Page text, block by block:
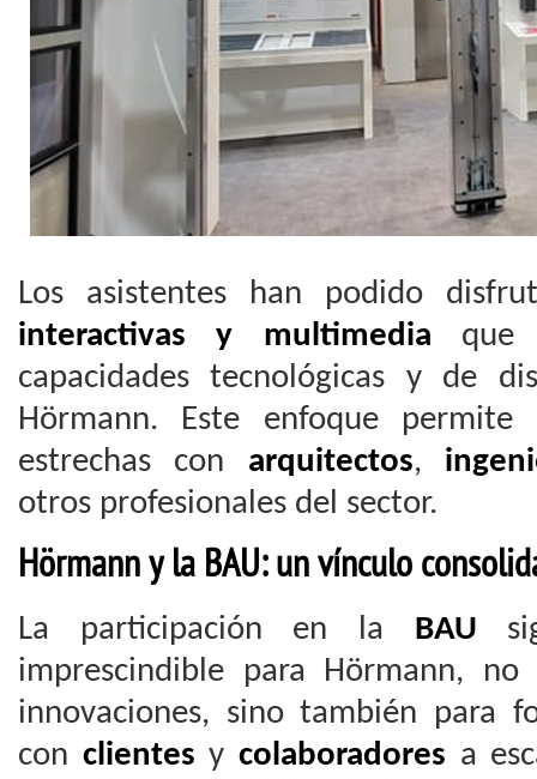
Los asistentes han podido
interactivas y multimedia que
capacidades tecnológicas y de
Hörmann. Este enfoque permite
estrechas con arquitectos,
otros profesionales del sector.
Hörmann y la BAU: un vínculo
La participación en la BAU
imprescindible para Hörmann,
innovaciones, sino también para
con clientes y colaboradores a